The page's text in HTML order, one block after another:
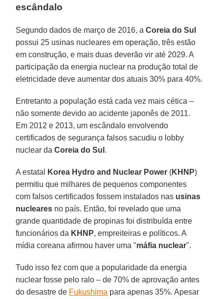
escândalo
Segundo dados de março de 2016, aCoreia do Sul
possui 25 usinas nucleares em operação, três estão
em construção, e mais duas deverão vir até 2029. A
participação da energia nuclear na produção total de
eletricidade deve aumentar dos atuais 30% para 40%.
Entretanto a população está cada vez mais cética –
não somente devido ao acidente japonês de 2011.
Em 2012 e 2013, um escândalo envolvendo
certificados de segurança falsos sacudiu o lobby
nuclear daCoreia do Sul .
A estatal Korea Hydro and Nuclear Power (KHNP)
permitiu que milhares de pequenos componentes
com falsos certificados fossem instalados nas usinas
nucleares no país. Então, foi revelado que uma
grande quantidade de propinas foi distribuída entre
funcionários da KHNP, empreiteiras e políticos. A
mídia coreana afirmou haver uma "máfia nuclear".
Tudo isso fez com que a popularidade da energia
nuclear fosse pelo ralo – de 70% de aprovação antes
do desastre de Fukushima para apenas 35%. Apesar